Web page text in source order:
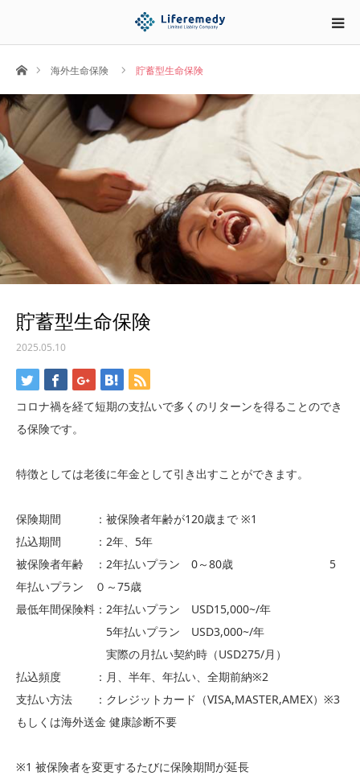
ホーム海外生命保険 貯蓄型生命保険
貯蓄型生命保険
2025.05.10
コロナ禍を経て短期の支払いで多くのリターンを得ることのでき
る保険です。
特徴としては老後に年金として引き出すことができます。
保険期間 ：被保険者年齢が120歳まで ※1
払込期間 ：2年、5年
被保険者年齢 ：2年払いプラン 0～80歳
5
年払いプラン ０～75歳
最低年間保険料：2年払いプラン USD15,000~/年
5年払いプラン USD3,000~/年
実際の月払い契約時（USD275/月）
払込頻度 ：月、半年、年払い、全期前納※2
支払い方法 ：クレジットカード（VISA,MASTER,AMEX）※3
もしくは海外送金 健康診断不要
※1 被保険者を変更するたびに保険期間が延長